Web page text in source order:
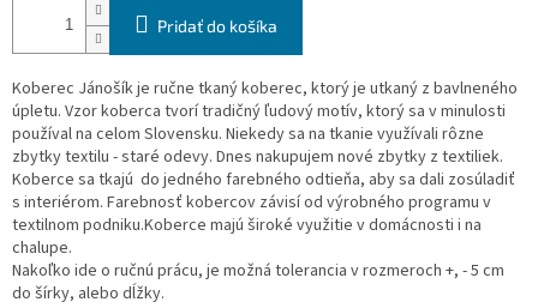
Pridať do košíka
Koberec Jánošík je ručne tkaný koberec, ktorý je utkaný z bavlneného
úpletu. Vzor koberca tvorí tradičný ľudový motív, ktorý sa v minulosti
používal na celom Slovensku. Niekedy sa na tkanie využívali rôzne
zbytky textilu - staré odevy. Dnes nakupujem nové zbytky z textiliek.
Koberce sa tkajú do jedného farebného odtieňa, aby sa dali zosúladiť
s interiérom. Farebnosť kobercov závisí od výrobného programu v
textilnom podniku.Koberce majú široké využitie v domácnosti i na
chalupe.
Nakoľko ide o ručnú prácu, je možná tolerancia v rozmeroch +, - 5 cm
do šírky, alebo dĺžky.